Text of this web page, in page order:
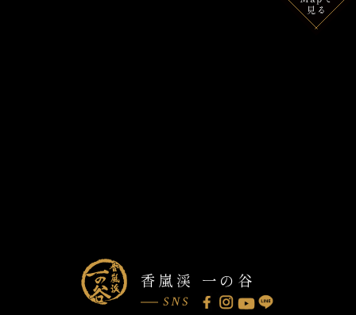
香嵐渓 一の谷
SNS